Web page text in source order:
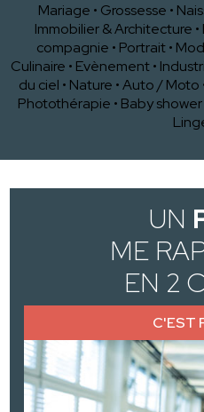
Mariage • Grossesse •
Immobilier & Architecture •
compagnie • Portrait •
Culinaire • Evènement •
du ciel • Nature •Auto / Moto
Photothérapie • Baby shower
UN
ME
EN 2
C'EST